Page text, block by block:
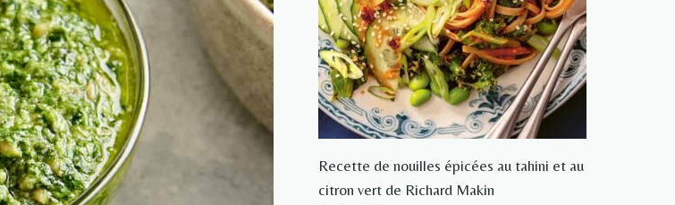
Recette de nouilles épicées au tahini et au
citron vert de Richard Makin